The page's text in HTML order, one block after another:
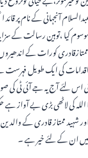
آنجہانی کے نام پر
کیا ،توہین رسالت کے
کورات کے
اقدامات کی ایک طویل
اس لئے آج یہ جے آئی ٹی کی
کی لاٹھی بڑی بے آواز ہے
شہید ممتاز قادری کے
ان کے لئے خیر ہے ۔